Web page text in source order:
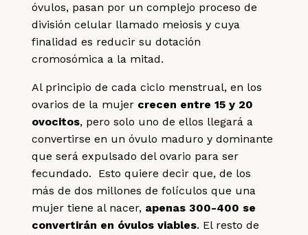
óvulos, pasan por un complejo proceso de
división celular llamado meiosis y cuya
finalidad es reducir su dotación
cromosómica a la mitad.
Al principio de cada ciclo menstrual, en los
ovarios de la mujer crecen entre 15 y 20
ovocitos, pero solo uno de ellos llegará a
convertirse en un óvulo maduro y dominante
que será expulsado del ovario para ser
fecundado. Esto quiere decir que, de los
más de dos millones de folículos que una
mujer tiene al nacer, apenas 300-400 se
convertirán en óvulos viables. El resto de